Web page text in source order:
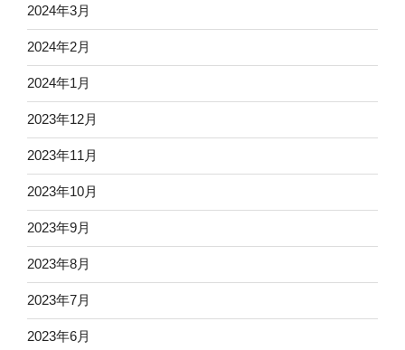
2024年3月
2024年2月
2024年1月
2023年12月
2023年11月
2023年10月
2023年9月
2023年8月
2023年7月
2023年6月